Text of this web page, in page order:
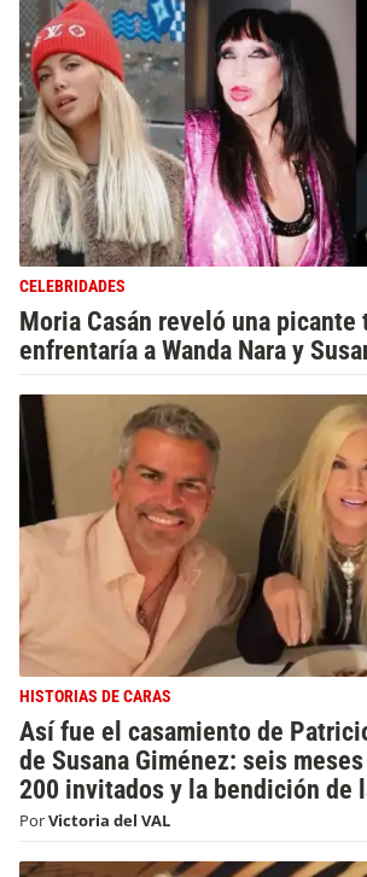
CELEBRIDADES
Moria Casán reveló una picante
enfrentaría a Wanda Nara y
HISTORIAS DE CARAS
Así fue el casamiento de
de Susana Giménez: seis
200 invitados y la bendición de
PorVictoria del VAL